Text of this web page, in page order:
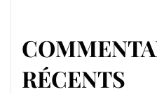
RÉCENTS